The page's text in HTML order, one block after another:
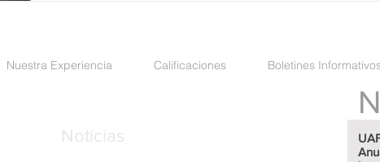
Nuestra Experiencia Calificaciones Boletines
Noticias